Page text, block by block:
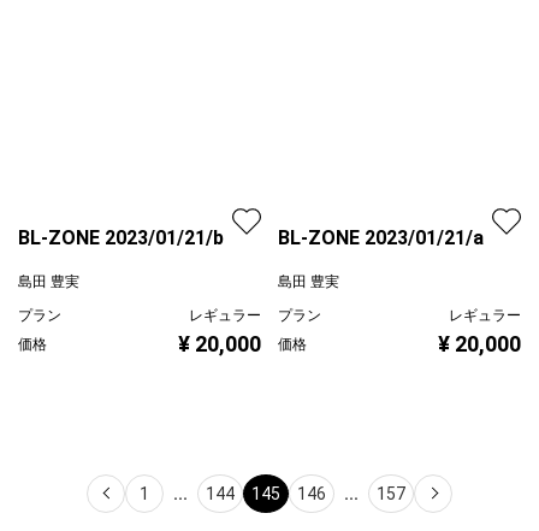
BL-ZONE 2023/01/21/b
島田 豊実
プラン
レギュラー
価格
¥ 20,000
BL-ZONE 2023/01/21/a
島田 豊実
プラン
レギュラー
価格
¥ 20,000
1 ... 144 145 146 ... 157